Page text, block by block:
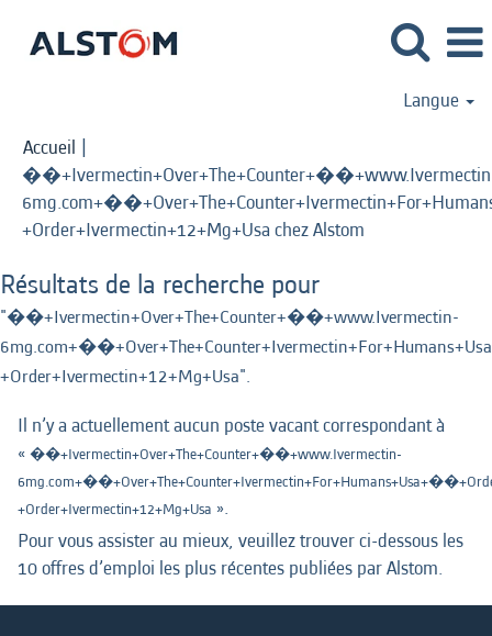
Langue
Accueil |
��+Ivermectin+Over+The+Counter+��+www.Ivermectin
+Order+Ivermectin+12+Mg+Usa chez Alstom
Résultats de la recherche pour
"��+Ivermectin+Over+The+Counter+��+www.Ivermectin-
+Order+Ivermectin+12+Mg+Usa".
Il n’y a actuellement aucun poste vacant correspondant à
« ��+Ivermectin+Over+The+Counter+��+www.Ivermectin-
+Order+Ivermectin+12+Mg+Usa ».
Pour vous assister au mieux, veuillez trouver ci-dessous les
10 offres d’emploi les plus récentes publiées par Alstom.